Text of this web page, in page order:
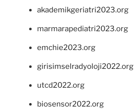
akademikgeriatri2023.org
marmarapediatri2023.org
emchie2023.org
girisimselradyoloji2022.org
utcd2022.org
biosensor2022.org